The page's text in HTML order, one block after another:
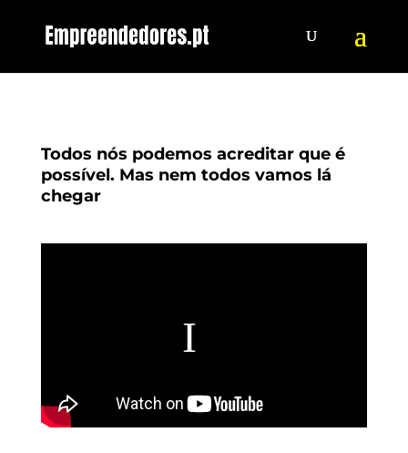
Todos nós podemos acreditar que é
possível. Mas nem todos vamos lá
chegar